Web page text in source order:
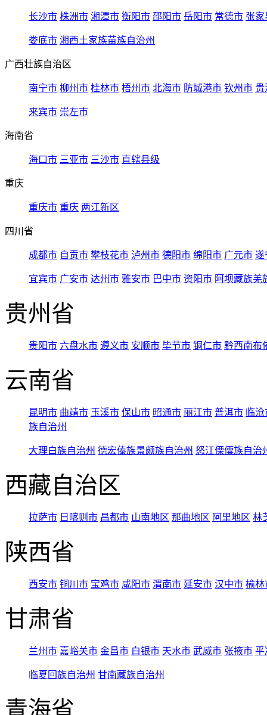
长沙市 株洲市 湘潭市 衡阳市 邵阳市 岳阳市 常德市 张家
娄底市 湘西土家族苗族自治州
广西壮族自治区
南宁市 柳州市 桂林市 梧州市 北海市 防城港市 钦州市 贵
来宾市 崇左市
海南省
海口市 三亚市 三沙市 直辖县级
重庆
重庆市 重庆 两江新区
四川省
成都市 自贡市 攀枝花市 泸州市 德阳市 绵阳市 广元市 遂
宜宾市 广安市 达州市 雅安市 巴中市 资阳市 阿坝藏族羌
贵州省
贵阳市 六盘水市 遵义市 安顺市 毕节市 铜仁市 黔西南布
云南省
昆明市 曲靖市 玉溪市 保山市 昭通市 丽江市 普洱市 临
族自治州
大理白族自治州 德宏傣族景颇族自治州 怒江傈僳族自治
西藏自治区
拉萨市 日喀则市 昌都市 山南地区 那曲地区 阿里地区 林
陕西省
西安市 铜川市 宝鸡市 咸阳市 渭南市 延安市 汉中市 榆林
甘肃省
兰州市 嘉峪关市 金昌市 白银市 天水市 武威市 张掖市 平
临夏回族自治州 甘南藏族自治州
青海省